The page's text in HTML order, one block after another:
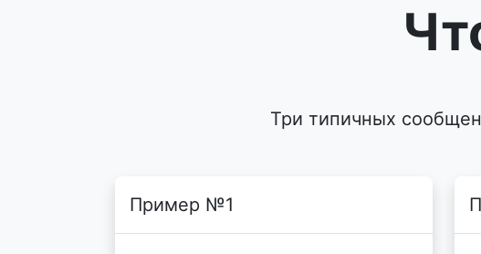
Три типичных
Пример №1